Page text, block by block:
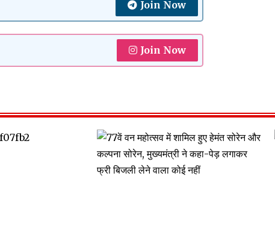
Join Now
Join Now